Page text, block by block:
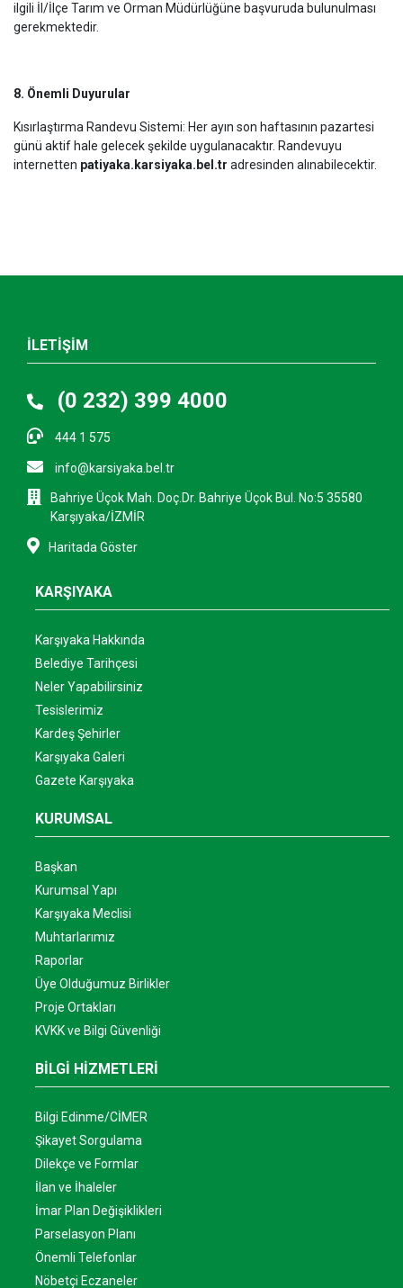
ilgili İl/İlçe Tarım ve Orman Müdürlüğüne başvuruda bulunulması
gerekmektedir.
8. Önemli Duyurular
Kısırlaştırma Randevu Sistemi: Her ayın son haftasının pazartesi
günü aktif hale gelecek şekilde uygulanacaktır. Randevuyu
internetten patiyaka.karsiyaka.bel.tr adresinden alınabilecektir.
İLETİŞİM
(0 232) 399 4000
444 1 575
info@karsiyaka.bel.tr
Bahriye Üçok Mah. Doç.Dr. Bahriye Üçok Bul. No:5 35580
Karşıyaka/İZMİR
Haritada Göster
KARŞIYAKA
Karşıyaka Hakkında
Belediye Tarihçesi
Neler Yapabilirsiniz
Tesislerimiz
Kardeş Şehirler
Karşıyaka Galeri
Gazete Karşıyaka
KURUMSAL
Başkan
Kurumsal Yapı
Karşıyaka Meclisi
Muhtarlarımız
Raporlar
Üye Olduğumuz Birlikler
Proje Ortakları
KVKK ve Bilgi Güvenliği
BİLGİ HİZMETLERİ
Bilgi Edinme/CİMER
Şikayet Sorgulama
Dilekçe ve Formlar
İlan ve İhaleler
İmar Plan Değişiklikleri
Parselasyon Planı
Önemli Telefonlar
Nöbetçi Eczaneler